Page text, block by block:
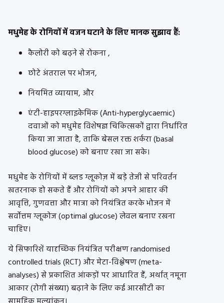
मधुमेह के रोगियों में वजन घटाने के लिए मानक सुझाव हैं:
कैलोरी को बढ़ने से रोकना ,
छोटे अंतराल पर भोजन,
नियमित व्यायाम, और
एंटी-हाइपरग्लाइकेमिक (Anti-hyperglycaemic)
दवाओं को मधुमेह विशेषज्ञ चिकित्सकों द्वारा निर्धारित
किया जा जाता है, ताकि बेसल रक्त शर्करा (basal
blood glucose) को बनाए रखा जा सके।
मधुमेह के रोगियों में ब्लड ग्लूकोज़ में बड़े तेजी से परिवर्तन
खतरनाक हो सकते हैं और रोगियों को अपने आहार की
आवृत्ति, गुणवत्ता और मात्रा को नियंत्रित करके भोजन में
सर्वोत्तम ग्लूकोज (optimal glucose) लेवल बनाए रखना
चाहिए।
ये सिफारिशें यादृच्छिक नियंत्रित परीक्षण randomised
controlled trials (RCT) और मेटा-विश्लेषण (meta-
analyses) से प्रकाशित आंकड़ों पर आधारित हैं, अर्थात् नमूना
आकार (रोगी संख्या) बढ़ाने के लिए कई आरसीटी का